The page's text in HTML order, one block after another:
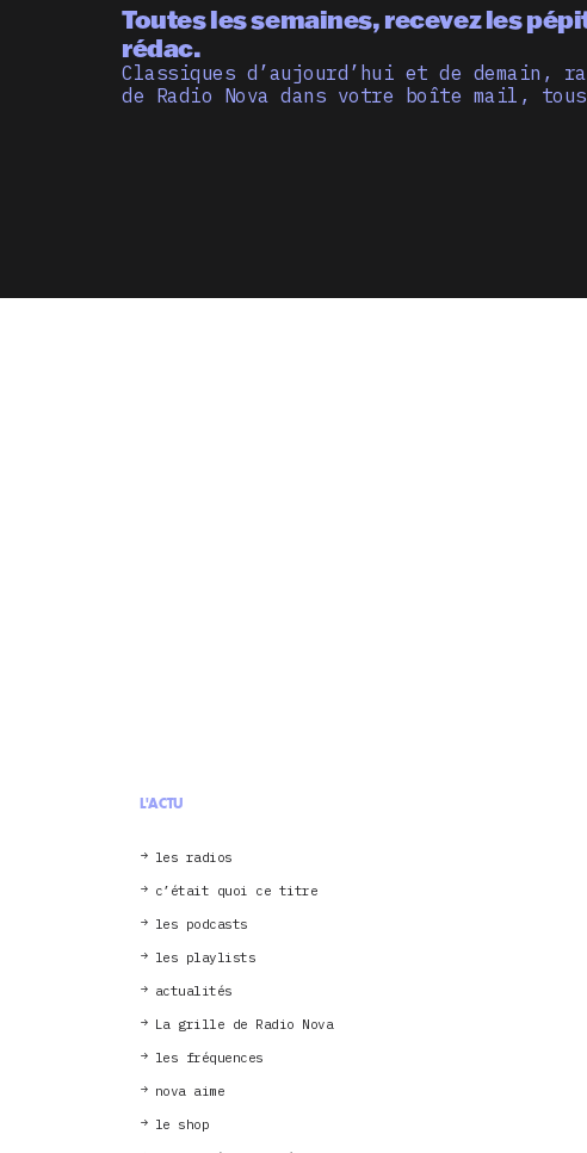
Toutes les semaines, recevez les
rédac.
Classiques d’aujourd’hui et de demain,
de Radio Nova dans votre boîte mail,
L'ACTU
les radios
c’était quoi ce titre
les podcasts
les playlists
actualités
La grille de Radio Nova
les fréquences
nova aime
le shop